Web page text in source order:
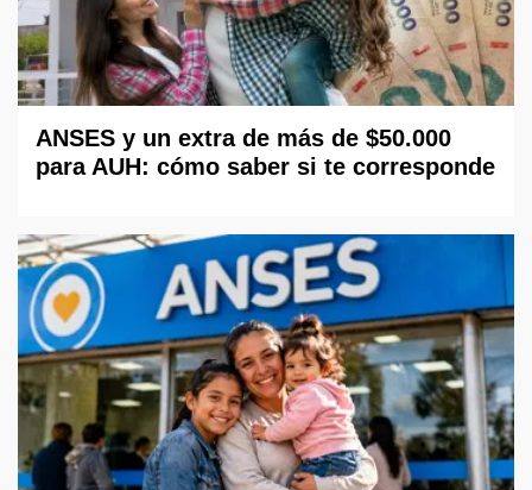
ANSES y un extra de más de $50.000
para AUH: cómo saber si te corresponde